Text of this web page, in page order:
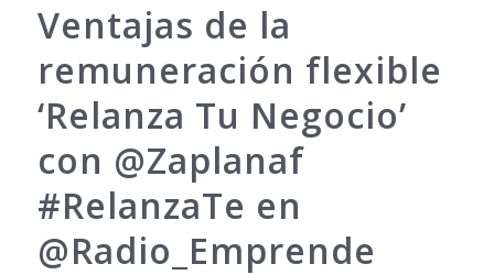
Ventajas de la
remuneración flexible
‘Relanza Tu Negocio’
con @Zaplanaf
#RelanzaTe en
@Radio_Emprende